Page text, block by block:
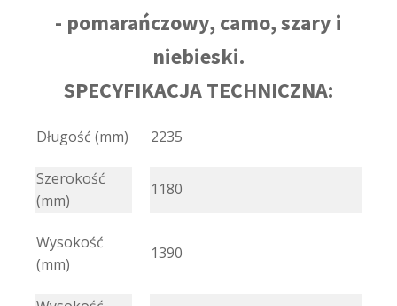
- pomarańczowy, camo, szary i
niebieski.
SPECYFIKACJA TECHNICZNA:
Długość (mm) 2235
Szerokość
(mm)
1180
Wysokość
(mm)
1390